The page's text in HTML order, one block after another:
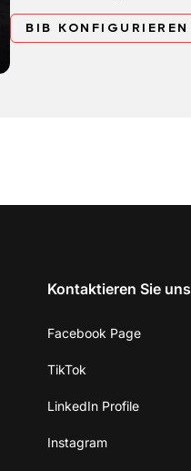
BIB KONFIGURIEREN
Kontaktieren Sie uns
Facebook Page
TikTok
LinkedIn Profile
Instagram